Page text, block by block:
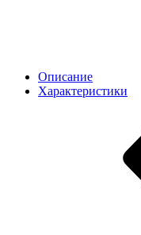
Описание
Характеристики